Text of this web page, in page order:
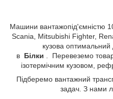
Машини вантажопід'ємністю
Scania, Mitsubishi Fighter,
кузова оптимальний
в Білки
. Перевеземо
ізотермічним кузовом,
Підберемо вантажний
задач. З нами